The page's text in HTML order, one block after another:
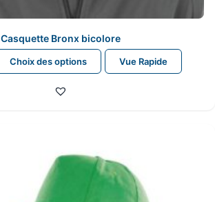
Casquette Bronx bicolore
Choix des options
Ce
produit
options
peuvent
Vue Rapide